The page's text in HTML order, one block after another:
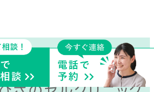
関節の痛みに完全特化！